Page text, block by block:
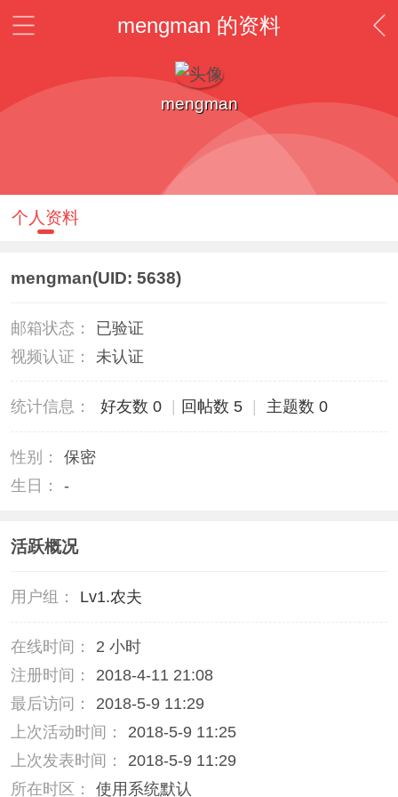
mengman 的资料
mengman
个人资料
mengman(UID: 5638)
邮箱状态：
已验证
视频认证：
未认证
统计信息： 好友数 0 回帖数 5 主题数 0
性别：
保密
生日：
-
活跃概况
用户组： Lv1.农夫
在线时间：
2 小时
注册时间：
2018-4-11 21:08
最后访问：
2018-5-9 11:29
上次活动时间：
2018-5-9 11:25
上次发表时间：
2018-5-9 11:29
所在时区：
使用系统默认